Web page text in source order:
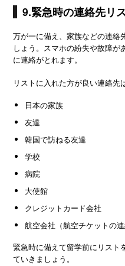
9.緊急時の連絡先リ
万が一に備え、家族などの連絡
しょう。スマホの紛失や故障
に連絡がとれます。
リストに入れた方が良い連絡先
日本の家族
友達
韓国で訪ねる友達
学校
病院
大使館
クレジットカード会社
航空会社（航空チケットの連
緊急時に備えて留学前にリスト
ていきましょう。